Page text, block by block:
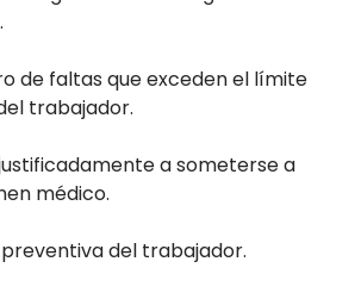
de faltas que exceden el límite
trabajador.
a someterse a
médico.
del trabajador.